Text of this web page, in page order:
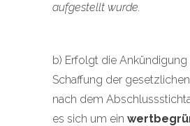
aufgestellt wurde.
b) Erfolgt die Ankündigung
Schaffung der
nach dem
es sich um ein